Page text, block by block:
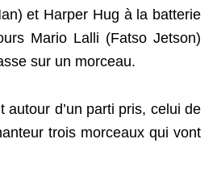
et Harper Hug à la batterie
Mario Lalli (Fatso Jetson)
sur un morceau.
autour d’un parti pris, celui de
trois morceaux qui vont